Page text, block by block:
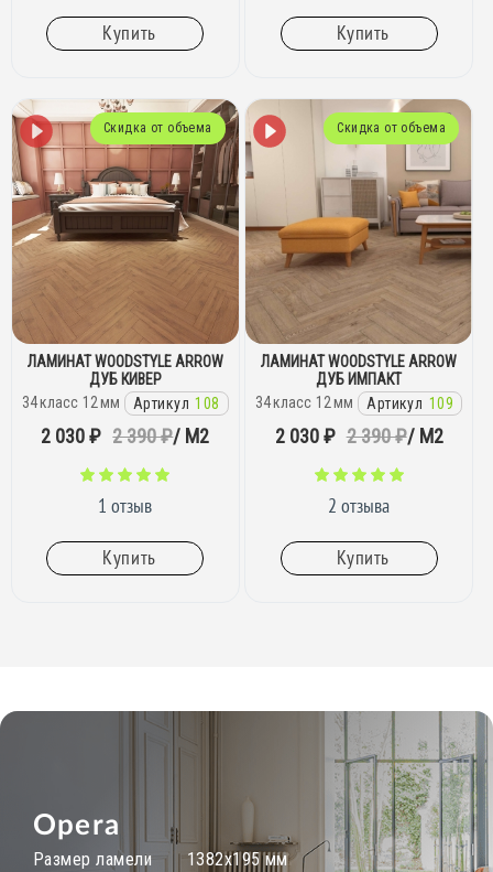
Купить Купить
Скидка от объема
ЛАМИНАТ WOODSTYLE ARROW
ДУБ КИВЕР
Артикул 108
класс
34 мм
12
2 030 ₽ 2 390 ₽/ М2
1 отзыв
Купить
Скидка от объема
ЛАМИНАТ WOODSTYLE ARROW
ДУБ ИМПАКТ
Артикул 109
класс
34 мм
12
2 030 ₽ 2 390 ₽/ М2
2 отзыва
Купить
Opera
Размер ламели
1382х195 мм